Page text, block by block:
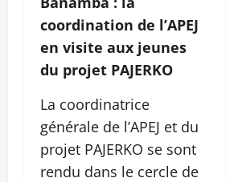
coordination de l’APEJ
en visite aux jeunes
du projet PAJERKO
La coordinatrice
générale de l’APEJ et du
projet PAJERKO se sont
rendu dans le cercle de